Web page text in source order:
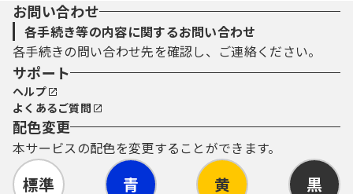
お問い合わせ
各手続き等の内容に関するお問い合わせ
各手続きの問い合わせ先を確認し、ご連絡ください。
サポート
ヘルプ
よくあるご質問
配色変更
本サービスの配色を変更することができます。
標準 青 黄 黒